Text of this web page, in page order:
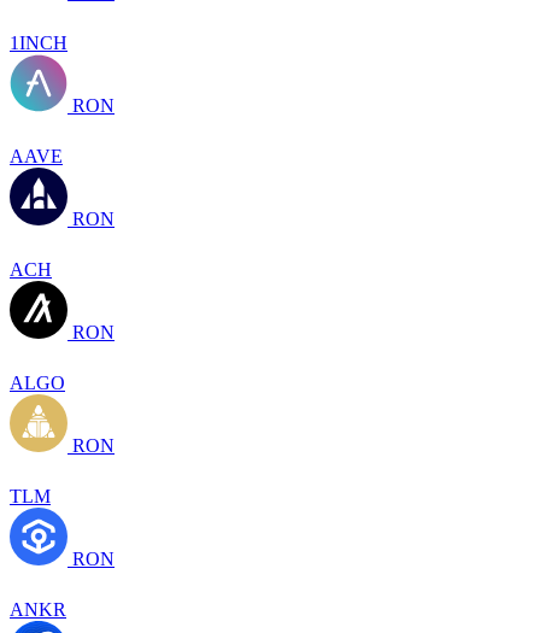
1INCH
RON
AAVE
RON
ACH
RON
ALGO
RON
TLM
RON
ANKR